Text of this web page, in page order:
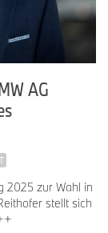
AG
2025 zur Wahl in
stellt sich